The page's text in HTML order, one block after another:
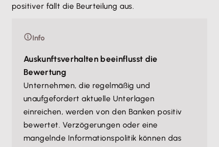
positiver fällt die Beurteilung aus.
Info
Auskunftsverhalten beeinflusst die
Bewertung
Unternehmen, die regelmäßig und
unaufgefordert aktuelle Unterlagen
einreichen, werden von den Banken positiv
bewertet. Verzögerungen oder eine
mangelnde Informationspolitik können das